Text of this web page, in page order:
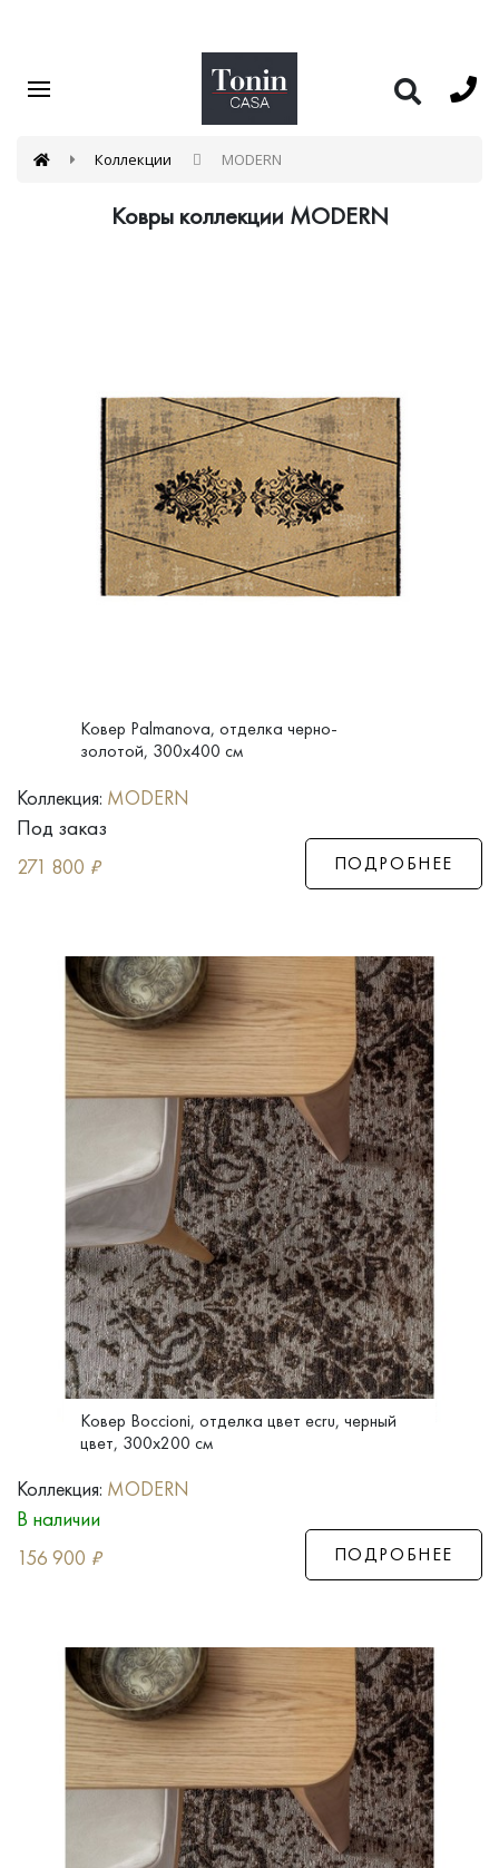
Коллекции MODERN
Ковры коллекции MODERN
Ковер Palmanova, отделка черно-
золотой, 300x400 см
Коллекция: MODERN
Под заказ
271 800 ₽ ПОДРОБНЕЕ
Ковер Boccioni, отделка цвет ecru, черный
цвет, 300x200 см
Коллекция: MODERN
В наличии
156 900 ₽ ПОДРОБНЕЕ